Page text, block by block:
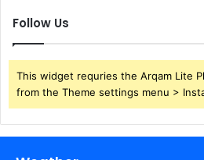
Follow Us
This widget requries the Arqam Lite
from the Theme settings menu >